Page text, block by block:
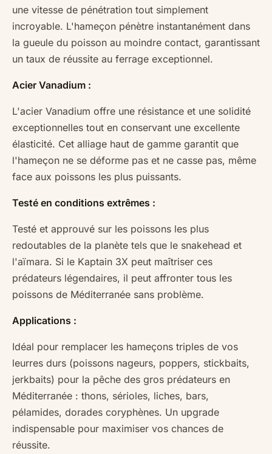
une vitesse de pénétration tout simplement
incroyable. L'hameçon pénètre instantanément dans
la gueule du poisson au moindre contact, garantissant
un taux de réussite au ferrage exceptionnel.
Acier Vanadium :
L'acier Vanadium offre une résistance et une solidité
exceptionnelles tout en conservant une excellente
élasticité. Cet alliage haut de gamme garantit que
l'hameçon ne se déforme pas et ne casse pas, même
face aux poissons les plus puissants.
Testé en conditions extrêmes :
Testé et approuvé sur les poissons les plus
redoutables de la planète tels que le snakehead et
l'aïmara. Si le Kaptain 3X peut maîtriser ces
prédateurs légendaires, il peut affronter tous les
poissons de Méditerranée sans problème.
Applications :
Idéal pour remplacer les hameçons triples de vos
leurres durs (poissons nageurs, poppers, stickbaits,
jerkbaits) pour la pêche des gros prédateurs en
Méditerranée : thons, sérioles, liches, bars,
pélamides, dorades coryphènes. Un upgrade
indispensable pour maximiser vos chances de
réussite.